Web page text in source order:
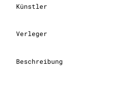
Künstler
Verleger
Beschreibung